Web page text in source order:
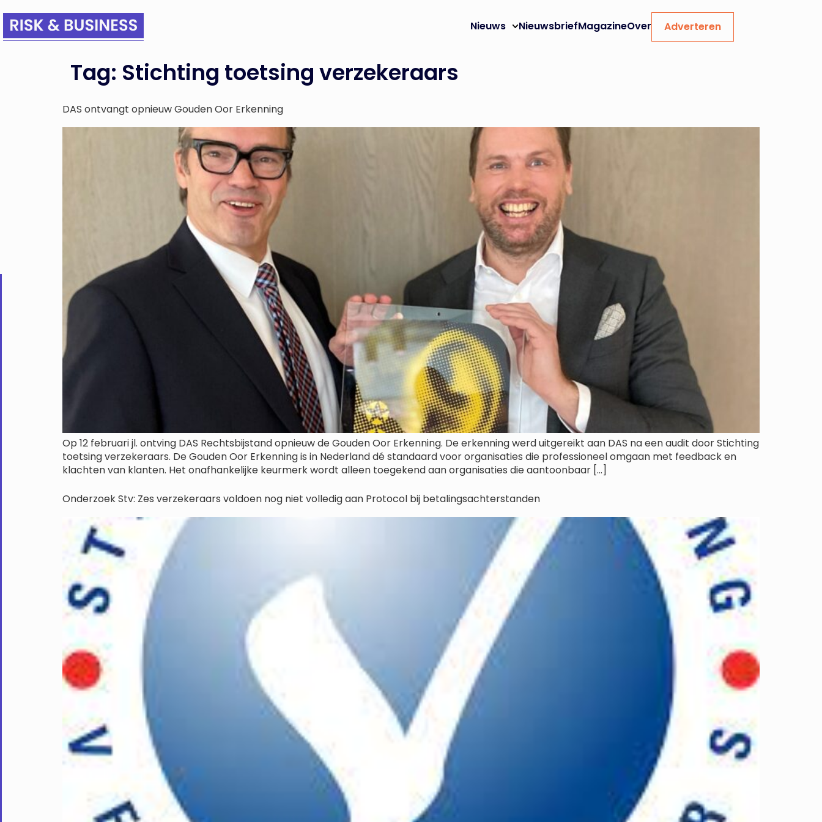
Nieuws NieuwsbriefMagazineOver Adverteren
Tag: Stichting toetsing verzekeraars
DAS ontvangt opnieuw Gouden Oor Erkenning
Op 12 februari jl. ontving DAS Rechtsbijstand opnieuw de Gouden Oor Erkenning. De erkenning werd uitgereikt aan DAS na een audit door Stichting
toetsing verzekeraars. De Gouden Oor Erkenning is in Nederland dé standaard voor organisaties die professioneel omgaan met feedback en
klachten van klanten. Het onafhankelijke keurmerk wordt alleen toegekend aan organisaties die aantoonbaar […]
Onderzoek Stv: Zes verzekeraars voldoen nog niet volledig aan Protocol bij betalingsachterstanden